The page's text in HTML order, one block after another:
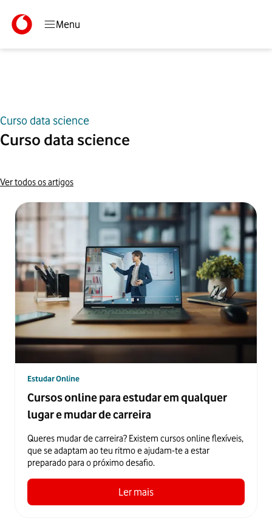
Menu
Curso data science
Curso data science
Artigos
Ver todos os artigos
Estudar Online
Cursos online para estudar em qualquer
lugar e mudar de carreira
Queres mudar de carreira? Existem cursos online flexíveis,
que se adaptam ao teu ritmo e ajudam-te a estar
preparado para o próximo desafio.
Ler mais